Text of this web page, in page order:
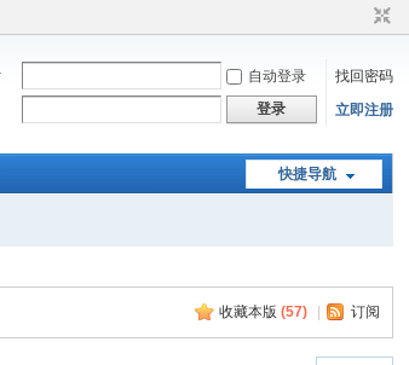
自动登录
找回密码
登录 立即注册
快捷导航
收藏本版 (57) 订阅